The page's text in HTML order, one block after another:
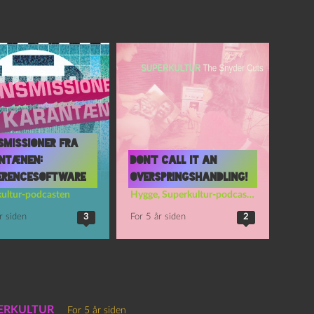
fra
podcasten
siden 3
Don’t call it an
overspringshandling!
Hygge, Superkultur-podcasten
For 5 år siden 2
For 5 år siden